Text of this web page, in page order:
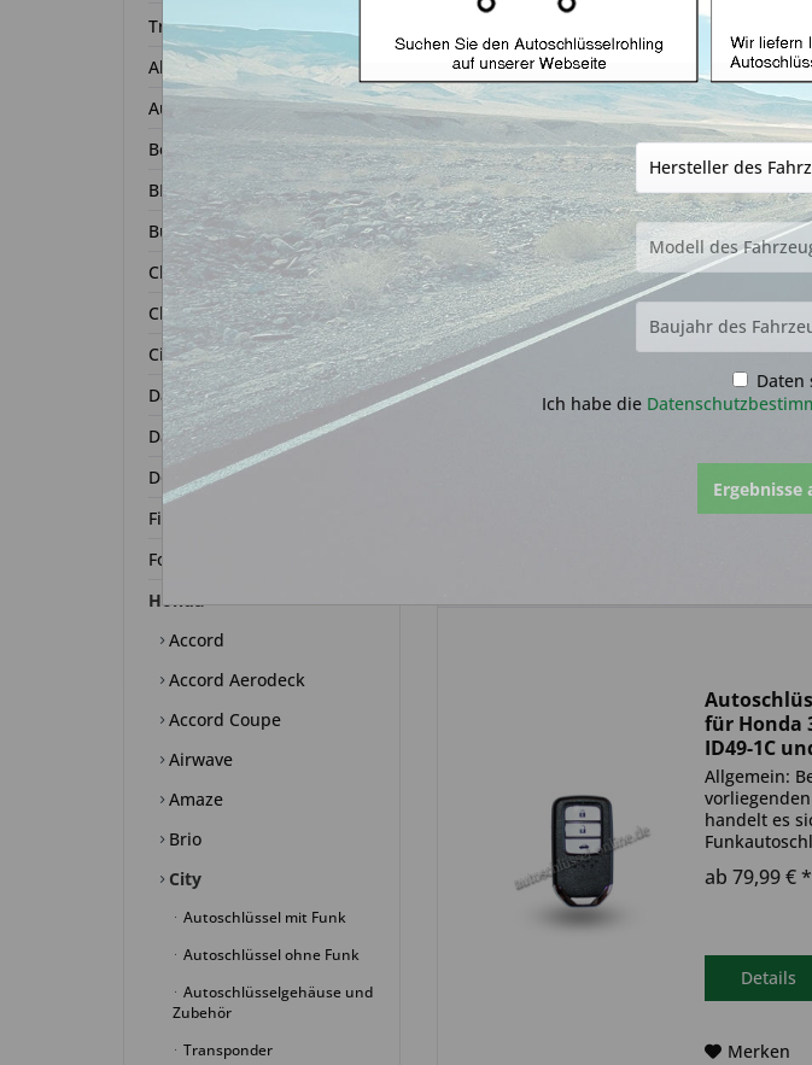
Transponder
Alfa Romeo
Audi
Bentley
BMW
Buick
Chevrolet
Chrysler
Citroën
Dacia
Daihatsu
Dodge
Fiat
Ford
Honda
Accord
Accord Aerodeck
Accord Coupe
Airwave
Amaze
Brio
City
Autoschlüssel mit Funk
Autoschlüssel ohne Funk
Autoschlüsselgehäuse und
Zubehör
Transponder
Autoschlüssel mit Funk
Autoschlüssel nicht
für Honda
ID49-1C
Allgemein:
handelt es
Original). Es
verbaut.
dass der
ab 79,99 € *
Details
Merken
Daten
Ich habe die
Ergebnisse